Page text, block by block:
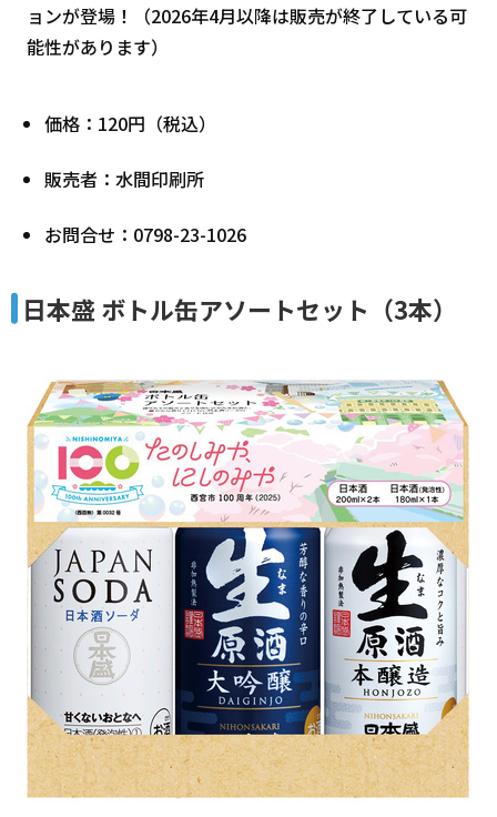
ョンが登場！（2026年4月以降は販売が終了している可
能性があります）
価格：120円（税込）
販売者：水間印刷所
お問合せ：0798-23-1026
日本盛 ボトル缶アソートセット（3本）